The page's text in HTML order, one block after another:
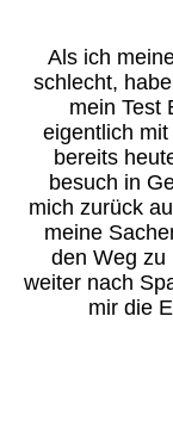
Als ich
schlecht,
mein Test
eigentlich
bereits
besuch in
mich zurück
meine
den Weg zu
weiter nach
mir die